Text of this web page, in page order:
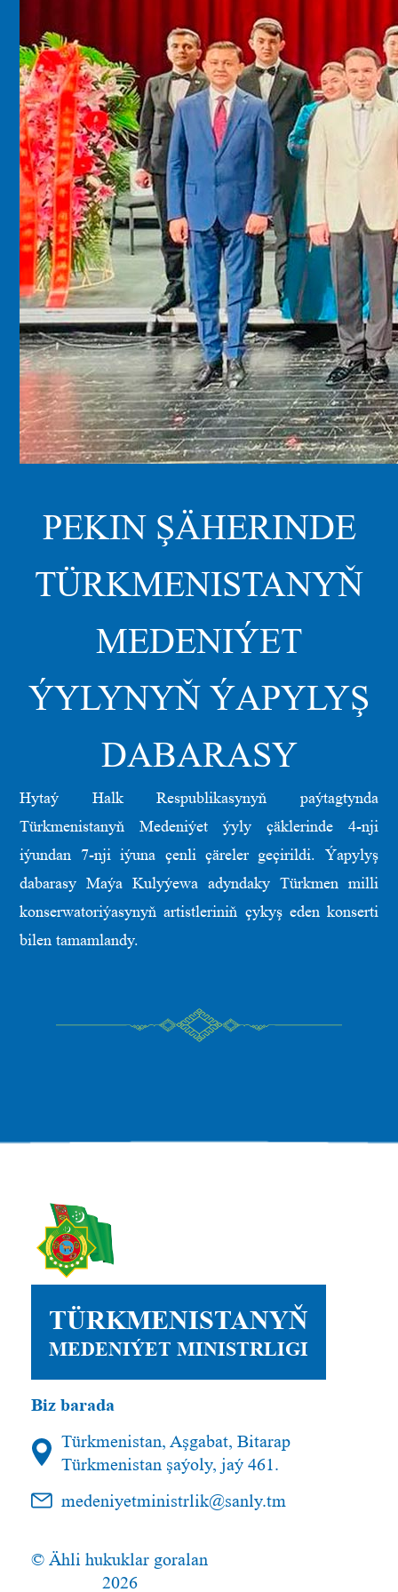
PEKIN ŞÄHERINDE
TÜRKMENISTANYŇ
MEDENIÝET
ÝYLYNYŇ ÝAPYLYŞ
DABARASY
Hytaý Halk Respublikasynyň paýtagtynda
Türkmenistanyň Medeniýet ýyly çäklerinde 4-nji
iýundan 7-nji iýuna çenli çäreler geçirildi. Ýapylyş
dabarasy Maýa Kulyýewa adyndaky Türkmen milli
konserwatoriýasynyň artistleriniň çykyş eden konserti
bilen tamamlandy.
TÜRKMENISTANYŇ
MEDENIÝET MINISTRLIGI
Biz barada
Türkmenistan, Aşgabat, Bitarap
Türkmenistan şaýoly, jaý 461.
medeniyetministrlik@sanly.tm
© Ähli hukuklar goralan
2026